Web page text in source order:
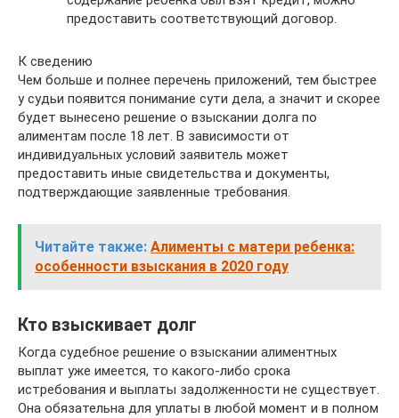
предоставить соответствующий договор.
К сведению
Чем больше и полнее перечень приложений, тем быстрее
у судьи появится понимание сути дела, а значит и скорее
будет вынесено решение о взыскании долга по
алиментам после 18 лет. В зависимости от
индивидуальных условий заявитель может
предоставить иные свидетельства и документы,
подтверждающие заявленные требования.
Читайте также: Алименты с матери ребенка:
особенности взыскания в 2020 году
Кто взыскивает долг
Когда судебное решение о взыскании алиментных
выплат уже имеется, то какого-либо срока
истребования и выплаты задолженности не существует.
Она обязательна для уплаты в любой момент и в полном